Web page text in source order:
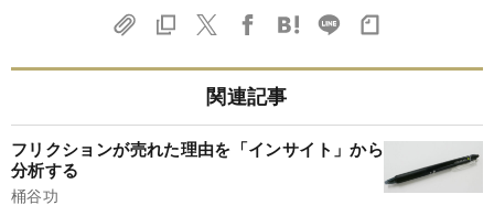
関連記事
フリクションが売れた理由を「インサイト」から
分析する
桶谷功